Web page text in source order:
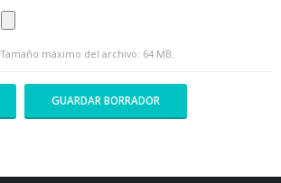
Tamaño máximo del archivo: 64 MB.